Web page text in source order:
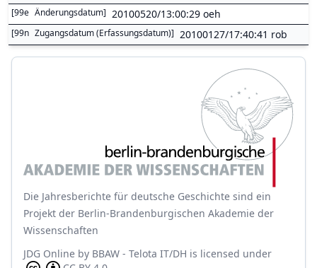
[99e Änderungsdatum] 20100520/13:00:29 oeh
[99n Zugangsdatum (Erfassungsdatum)] 20100127/17:40:41 rob
Die Jahresberichte für deutsche Geschichte sind ein
Projekt der Berlin-Brandenburgischen Akademie der
Wissenschaften
JDG Online by BBAW - Telota IT/DH is licensed under